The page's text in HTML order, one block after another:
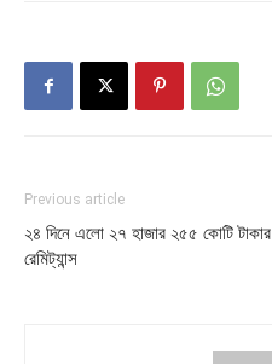
Previous article
২৪ দিনে এলো ২৭ হাজার ২৫৫ কোটি টাকার
রেমিট্যান্স